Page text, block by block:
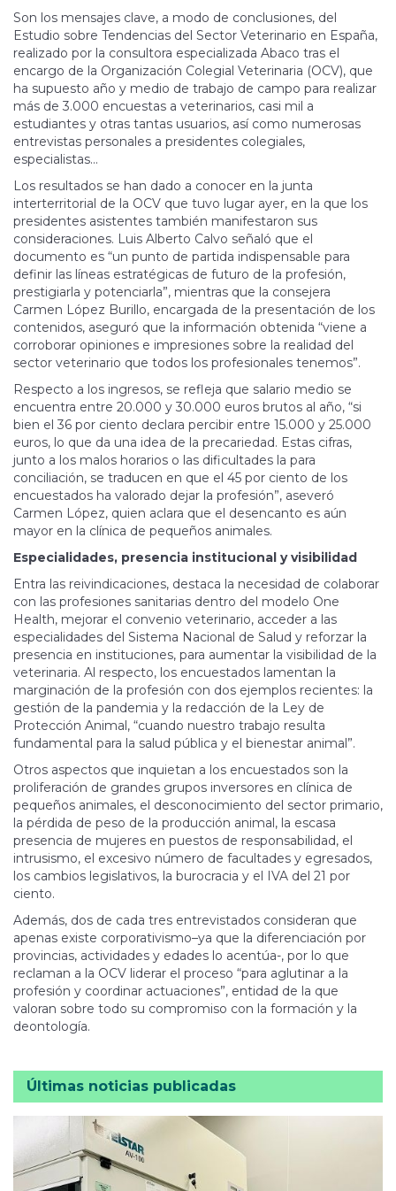
Son los mensajes clave, a modo de conclusiones, del
Estudio sobre Tendencias del Sector Veterinario en España,
realizado por la consultora especializada Abaco tras el
encargo de la Organización Colegial Veterinaria (OCV), que
ha supuesto año y medio de trabajo de campo para realizar
más de 3.000 encuestas a veterinarios, casi mil a
estudiantes y otras tantas usuarios, así como numerosas
entrevistas personales a presidentes colegiales,
especialistas...
Los resultados se han dado a conocer en la junta
interterritorial de la OCV que tuvo lugar ayer, en la que los
presidentes asistentes también manifestaron sus
consideraciones. Luis Alberto Calvo señaló que el
documento es “un punto de partida indispensable para
definir las líneas estratégicas de futuro de la profesión,
prestigiarla y potenciarla”, mientras que la consejera
Carmen López Burillo, encargada de la presentación de los
contenidos, aseguró que la información obtenida “viene a
corroborar opiniones e impresiones sobre la realidad del
sector veterinario que todos los profesionales tenemos”.
Respecto a los ingresos, se refleja que salario medio se
encuentra entre 20.000 y 30.000 euros brutos al año, “si
bien el 36 por ciento declara percibir entre 15.000 y 25.000
euros, lo que da una idea de la precariedad. Estas cifras,
junto a los malos horarios o las dificultades la para
conciliación, se traducen en que el 45 por ciento de los
encuestados ha valorado dejar la profesión”, aseveró
Carmen López, quien aclara que el desencanto es aún
mayor en la clínica de pequeños animales.
Especialidades, presencia institucional y visibilidad
Entra las reivindicaciones, destaca la necesidad de colaborar
con las profesiones sanitarias dentro del modelo One
Health, mejorar el convenio veterinario, acceder a las
especialidades del Sistema Nacional de Salud y reforzar la
presencia en instituciones, para aumentar la visibilidad de la
veterinaria. Al respecto, los encuestados lamentan la
marginación de la profesión con dos ejemplos recientes: la
gestión de la pandemia y la redacción de la Ley de
Protección Animal, “cuando nuestro trabajo resulta
fundamental para la salud pública y el bienestar animal”.
Otros aspectos que inquietan a los encuestados son la
proliferación de grandes grupos inversores en clínica de
pequeños animales, el desconocimiento del sector primario,
la pérdida de peso de la producción animal, la escasa
presencia de mujeres en puestos de responsabilidad, el
intrusismo, el excesivo número de facultades y egresados,
los cambios legislativos, la burocracia y el IVA del 21 por
ciento.
Además, dos de cada tres entrevistados consideran que
apenas existe corporativismo–ya que la diferenciación por
provincias, actividades y edades lo acentúa-, por lo que
reclaman a la OCV liderar el proceso “para aglutinar a la
profesión y coordinar actuaciones”, entidad de la que
valoran sobre todo su compromiso con la formación y la
deontología.
Últimas noticias publicadas